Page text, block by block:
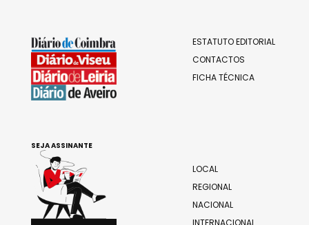
ESTATUTO EDITORIAL
CONTACTOS
FICHA TÉCNICA
LOCAL
REGIONAL
NACIONAL
SEJA ASSINANTE